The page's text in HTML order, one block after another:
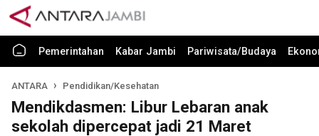
Pemerintahan Kabar Jambi Pariwisata/Budaya
ANTARA Pendidikan/Kesehatan
Mendikdasmen: Libur Lebaran anak
sekolah dipercepat jadi 21 Maret